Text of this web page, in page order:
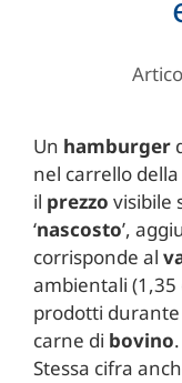
Un hamburger
nel carrello
il prezzo visibile
‘nascosto’,
corrisponde al
ambientali
prodotti durante
carne di bovino
Stessa cifra